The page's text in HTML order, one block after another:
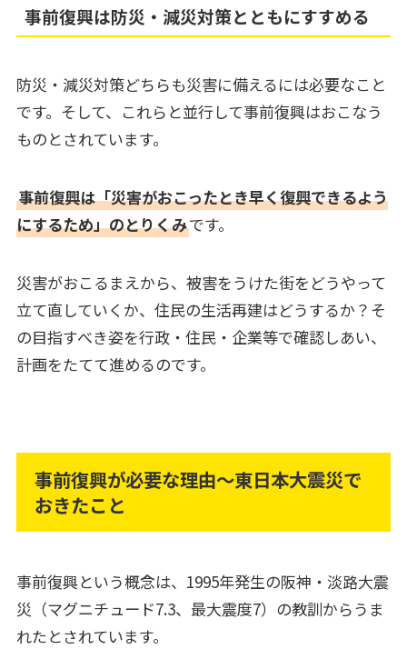
事前復興は防災・減災対策とともにすすめる
防災・減災対策どちらも災害に備えるには必要なこと
です。そして、これらと並行して事前復興はおこなう
ものとされています。
事前復興は「災害がおこったとき早く復興できるよう
にするため」のとりくみです。
災害がおこるまえから、被害をうけた街をどうやって
立て直していくか、住民の生活再建はどうするか？そ
の目指すべき姿を行政・住民・企業等で確認しあい、
計画をたてて進めるのです。
事前復興が必要な理由～東日本大震災で
おきたこと
事前復興という概念は、1995年発生の阪神・淡路大震
災（マグニチュード7.3、最大震度7）の教訓からうま
れたとされています。